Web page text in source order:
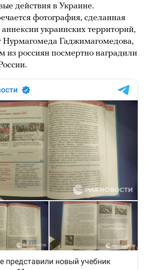
действия в Украине.
фотография, сделанная
украинских территорий,
Нурмагомеда Гаджимагомедова,
из россиян посмертно наградили